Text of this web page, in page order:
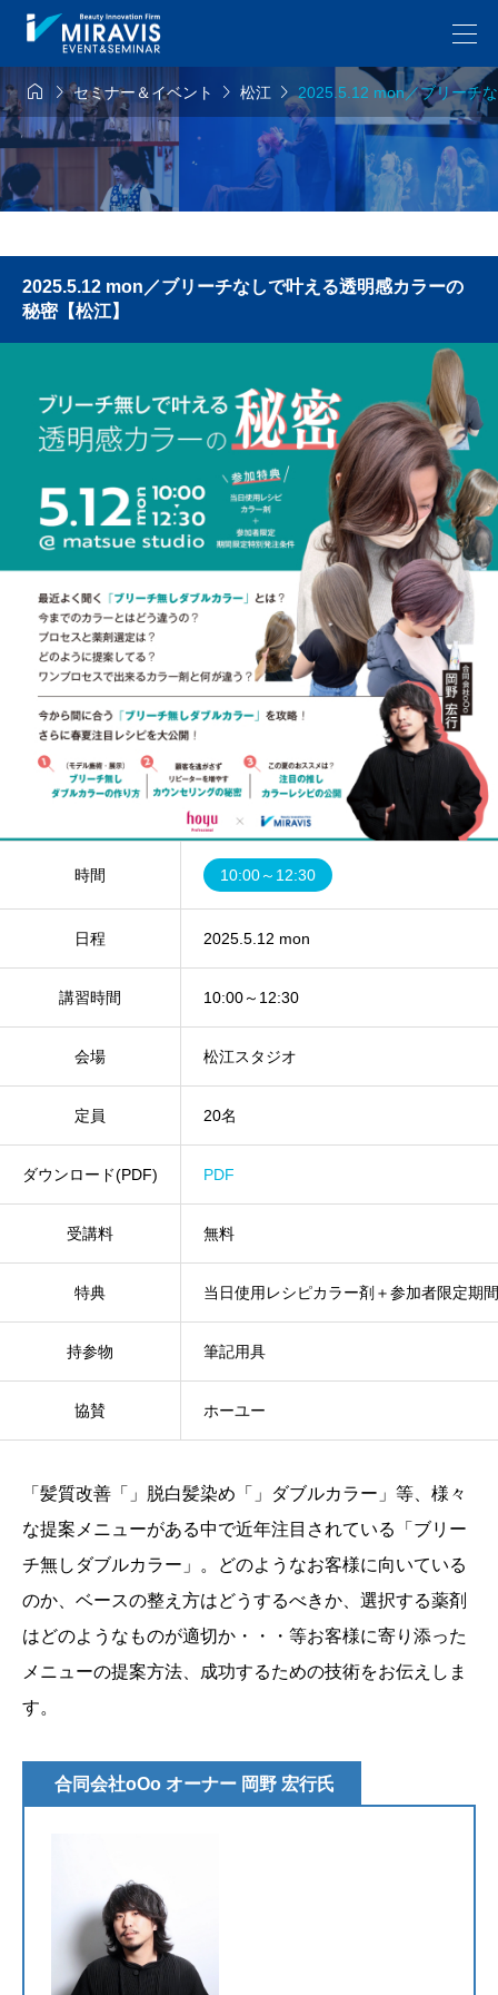
 セミナー＆イベント  松江 2025.5.12 mon／ブリーチ
2025.5.12 mon／ブリーチなしで叶える透明感カラーの
秘密【松江】
時間 10:00～12:30
日程 2025.5.12 mon
講習時間 10:00～12:30
会場 松江スタジオ
定員 20名
ダウンロード(PDF) PDF
受講料 無料
特典 当日使用レシピカラー剤＋参加者限定期
持参物 筆記用具
協賛 ホーユー
「髪質改善「」脱白髪染め「」ダブルカラー」等、様々
な提案メニューがある中で近年注目されている「ブリー
チ無しダブルカラー」。どのようなお客様に向いている
のか、ベースの整え方はどうするべきか、選択する薬剤
はどのようなものが適切か・・・等お客様に寄り添った
メニューの提案方法、成功するための技術をお伝えしま
す。
合同会社oOo オーナー 岡野 宏行氏